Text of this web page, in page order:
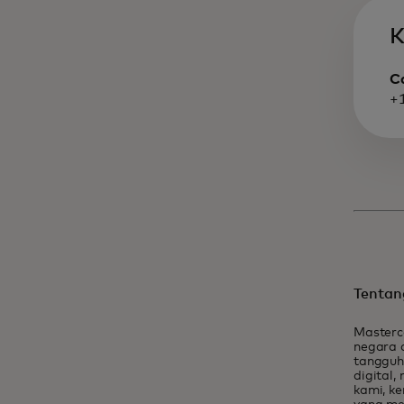
negara
digital,
kami,